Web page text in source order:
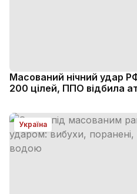
Масований нічний удар
200 цілей, ППО відбила
Україна